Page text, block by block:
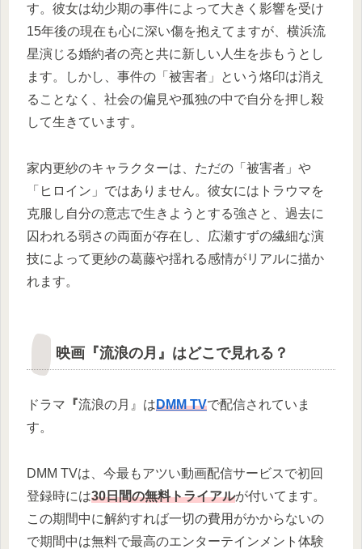
す。彼女は幼少期の事件によって大きく影響を受け
15年後の現在も心に深い傷を抱えてますが、横浜流
星演じる婚約者の亮と共に新しい人生を歩もうとし
ます。しかし、事件の「被害者」という烙印は消え
ることなく、社会の偏見や孤独の中で自分を押し殺
して生きています。
家内更紗のキャラクターは、ただの「被害者」や
「ヒロイン」ではありません。彼女にはトラウマを
克服し自分の意志で生きようとする強さと、過去に
囚われる弱さの両面が存在し、広瀬すずの繊細な演
技によって更紗の葛藤や揺れる感情がリアルに描か
れます。
映画『流浪の月』はどこで見れる？
ドラマ 『流浪の月 』はDMM TVで配信されていま
す。
DMM TVは、今最もアツい動画配信サービスで初回
登録時には30日間の無料トライアルが付いてます。
この期間中に解約すれば一切の費用がかからないの
で期間中は無料で最高のエンターテインメント体験